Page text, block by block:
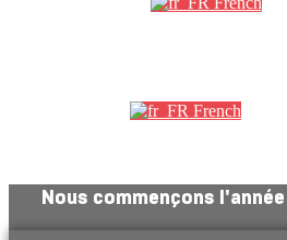
French
Nous commençons